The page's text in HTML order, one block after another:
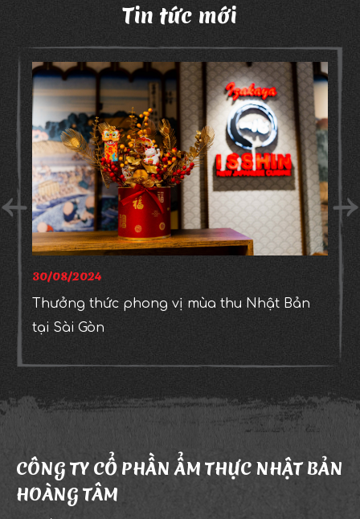
Tin tức mới
30/08/2024
Thưởng thức phong vị mùa thu Nhật Bản
tại Sài Gòn
CÔNG TY CỔ PHẦN ẨM THỰC NHẬT BẢN
HOÀNG TÂM